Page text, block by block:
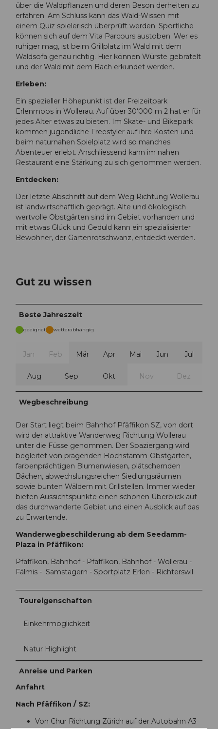
über die Waldpflanzen und deren Beson derheiten zu
erfahren. Am Schluss kann das Wald-Wissen mit
einem Quiz spielerisch überprüft werden. Sportliche
können sich auf dem Vita Parcours austoben. Wer es
ruhiger mag, ist beim Grillplatz im Wald mit dem
Waldsofa genau richtig. Hier können Würste gebrätelt
und der Wald mit dem Bach erkundet werden.
Erleben:
Ein spezieller Höhepunkt ist der Freizeitpark
Erlenmoos in Wollerau. Auf über 30‘000 m 2 hat er für
jedes Alter etwas zu bieten. Im Skate- und Bikepark
kommen jugendliche Freestyler auf ihre Kosten und
beim naturnahen Spielplatz wird so manches
Abenteuer erlebt. Anschliessend kann im nahen
Restaurant eine Stärkung zu sich genommen werden.
Entdecken:
Der letzte Abschnitt auf dem Weg Richtung Wollerau
ist landwirtschaftlich geprägt. Alte und ökologisch
wertvolle Obstgärten sind im Gebiet vorhanden und
mit etwas Glück und Geduld kann ein spezialisierter
Bewohner, der Gartenrotschwanz, entdeckt werden.
Gut zu wissen
Beste Jahreszeit
geeignet wetterabhängig
Jan Feb Mär Apr Mai Jun Jul
Aug Sep Okt Nov Dez
Wegbeschreibung
Der Start liegt beim Bahnhof Pfäffikon SZ, von dort
wird der attraktive Wanderweg Richtung Wollerau
unter die Füsse genommen. Der Spaziergang wird
begleitet von prägenden Hochstamm-Obstgärten,
farbenprächtigen Blumenwiesen, plätschernden
Bächen, abwechslungsreichen Siedlungsräumen
sowie bunten Wäldern mit Grillstellen. Immer wieder
bieten Aussichtspunkte einen schönen Überblick auf
das durchwanderte Gebiet und einen Ausblick auf das
zu Erwartende.
Wanderwegbeschilderung ab dem Seedamm-
Plaza in Pfäffikon:
Pfäffikon, Bahnhof - Pfäffikon, Bahnhof - Wollerau -
Fälmis - Samstagern - Sportplatz Erlen - Richterswil
Toureigenschaften
Einkehrmöglichkeit
Natur Highlight
Anreise und Parken
Anfahrt
Nach Pfäffikon / SZ:
Von Chur Richtung Zürich auf der Autobahn A3